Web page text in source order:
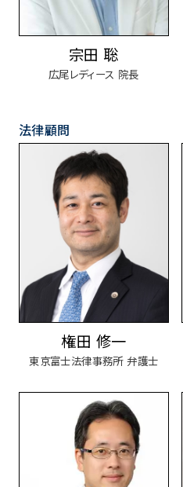
宗田 聡
広尾レディース 院長
法律顧問
権田 修一
東京富士法律事務所 弁護士